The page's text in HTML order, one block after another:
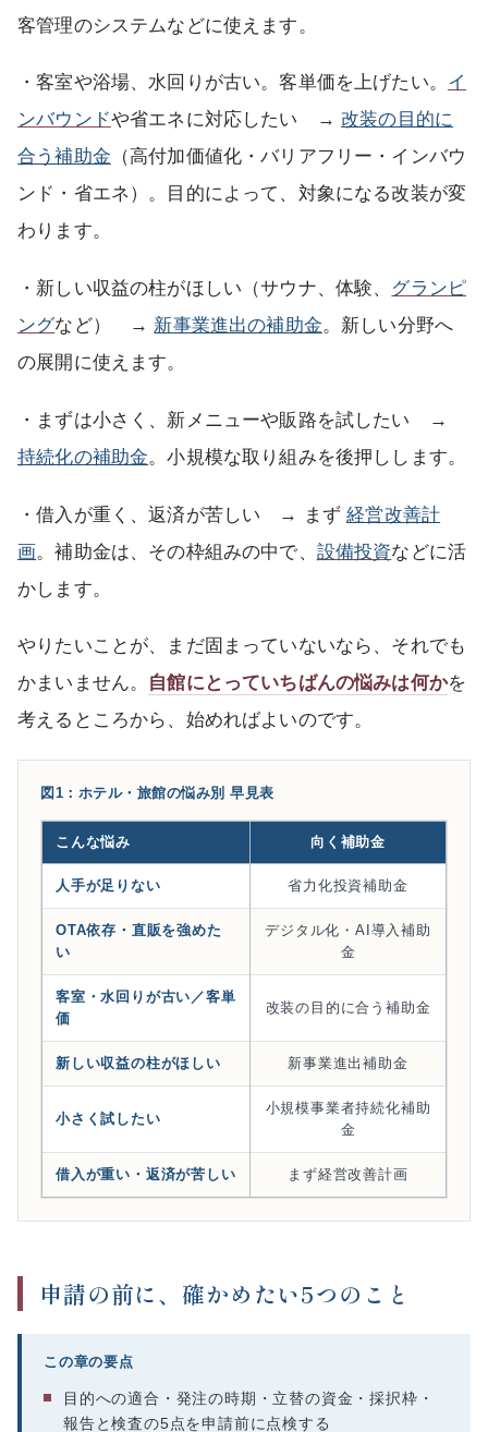
客管理のシステムなどに使えます。
・客室や浴場、水回りが古い。客単価を上げたい。 イ
ンバウンドや省エネに対応したい →改装の目的に
合う補助金 （高付加価値化・バリアフリー・インバウ
ンド・省エネ）。目的によって、対象になる改装が変
わります。
・新しい収益の柱がほしい（サウナ、体験、 グランピ
ングなど） → 新事業進出の補助金。新しい分野へ
の展開に使えます。
・まずは小さく、新メニューや販路を試したい →
持続化の補助金。小規模な取り組みを後押しします。
・借入が重く、返済が苦しい → まず経営改善計
画。補助金は、その枠組みの中で、 設備投資などに活
かします。
やりたいことが、まだ固まっていないなら、それでも
かまいません。 自館にとっていちばんの悩みは何かを
考えるところから、始めればよいのです。
図1：ホテル・旅館の悩み別 早見表
こんな悩み 向く補助金
人手が足りない 省力化投資補助金
OTA依存・直販を強めた
い
デジタル化・AI導入補助
金
客室・水回りが古い／客単
価
改装の目的に合う補助金
新しい収益の柱がほしい 新事業進出補助金
小さく試したい
小規模事業者持続化補助
金
借入が重い・返済が苦しい まず経営改善計画
申請の前に、確かめたい5つのこと
この章の要点
目的への適合・発注の時期・立替の資金・採択枠・
報告と検査の5点を申請前に点検する